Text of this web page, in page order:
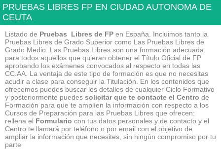
PRUEBAS LIBRES FP EN CIUDAD AUTONOMA DE
CEUTA
Listado de Pruebas Libres de FP en España. Incluimos tanto la
Pruebas Libres de Grado Superior como Las Pruebas Libres de
Grado Medio. Las Pruebas Libres son una formación adecuada
para todos aquellos que quieran obtener el Título Oficial de FP
aprobando los exámenes convocados al respecto en todas las
CC.AA. La ventaja de este tipo de formación es que no necesitas
acudir a clase para conseguir la Titulación. En los contenidos que
ofrecemos puedes buscar los detalles de cualquier Ciclo Formativo
y posteriormente puedes solicitar que te contacte el Centro de
Formación para que te amplíen la información con respecto a los
Cursos de Preparación para las Pruebas Libres que ofrecen:
rellena el Formulario con tus datos personales y de contacto y el
Centro te llamará por teléfono o por email con el objetivo de
ampliar la información que necesites, sin ningún compromiso por tu
parte